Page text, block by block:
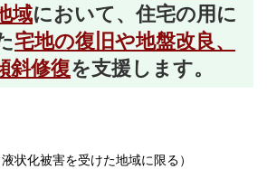
域において、住宅の用に
宅地の復旧や地盤改良、
斜修復を支援します。
状化被害を受けた地域に限る）